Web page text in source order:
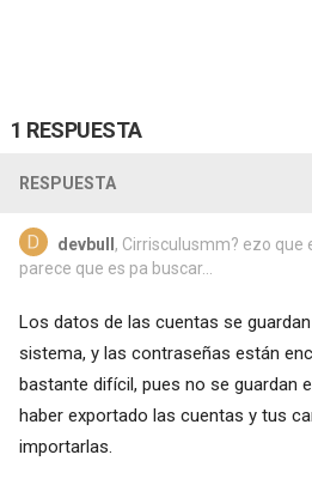
1 RESPUESTA
RESPUESTA
devbull , Cirrisculusmm? ezo que
parece que es pa buscar...
Los datos de las cuentas se
sistema, y las contraseñas están
bastante difícil, pues no se guardan
haber exportado las cuentas y tus
importarlas.